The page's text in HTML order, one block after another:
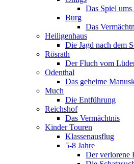
Das Spiel ums
Burg
Das
Heiligenhaus
Die Jagd nach dem
Rösrath
Der Fluch vom
Odenthal
Das geheime
Much
Die Entführung
Reichshof
Das Vermächtnis
Kinder Touren
Klassenausflug
5-8 Jahre
Der verlorene